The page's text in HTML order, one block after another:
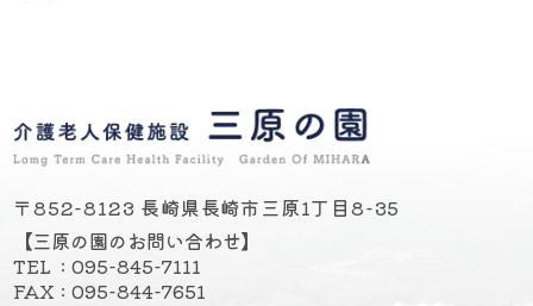
〒852-8123 長崎県長崎市三原1丁目8-35
【三原の園のお問い合わせ】
TEL : 095-845-7111
FAX : 095-844-7651